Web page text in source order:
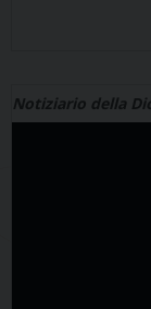
Notiziario della